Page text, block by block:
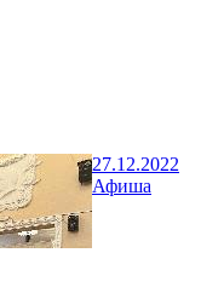
27.12.2022
Афиша